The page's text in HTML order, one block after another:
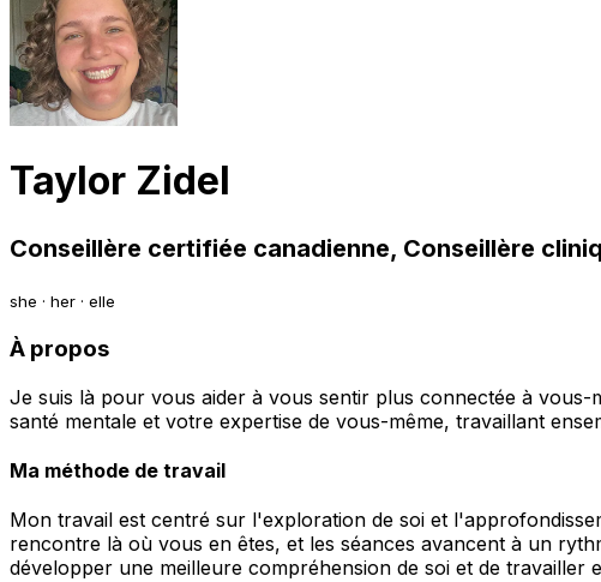
Taylor Zidel
Conseillère certifiée canadienne, Conseillère
she · her · elle
À propos
Je suis là pour vous aider à vous sentir plus connectée à
santé mentale et votre expertise de vous-même, travaillant
Ma méthode de travail
Mon travail est centré sur l'exploration de soi et
rencontre là où vous en êtes, et les séances avancent à un
développer une meilleure compréhension de soi et de travailler